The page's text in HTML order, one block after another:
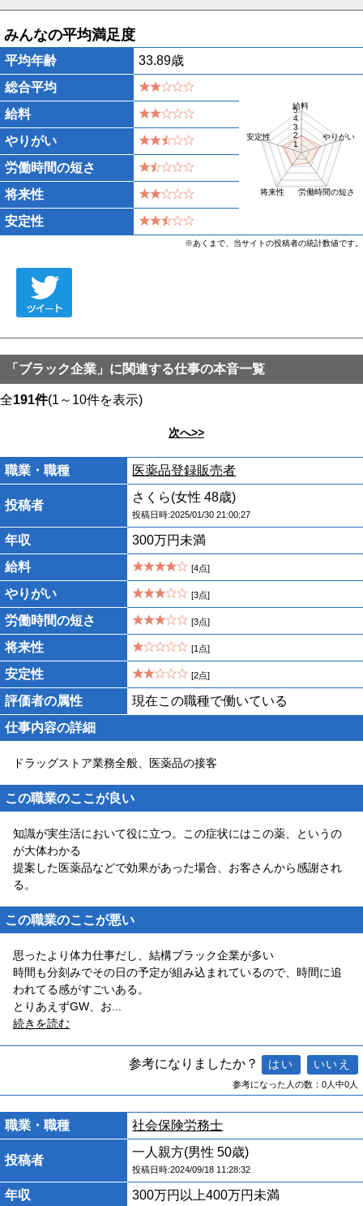
みんなの平均満足度
平均年齢
33.89歳
総合平均
1
2
3
4
5
給料
やりがい
労働時間の短さ
将来性
安定性
給料
やりがい
労働時間の短さ
将来性
安定性
※あくまで、当サイトの投稿者の統計数値です。
「ブラック企業」に関連する仕事の本音一覧
全191件(1～10件を表示)
次へ>>
職業・職種 医薬品登録販売者
投稿者
さくら(女性 48歳)
投稿日時:2025/01/30 21:00:27
年収
300万円未満
給料
[4点]
やりがい [3点]
労働時間の短さ [3点]
将来性 [1点]
安定性 [2点]
評価者の属性
現在この職種で働いている
仕事内容の詳細
ドラッグストア業務全般、医薬品の接客
この職業のここが良い
知識が実生活において役に立つ。この症状にはこの薬、というの
が大体わかる
提案した医薬品などで効果があった場合、お客さんから感謝され
る。
この職業のここが悪い
思ったより体力仕事だし、結構ブラック企業が多い
時間も分刻みでその日の予定が組み込まれているので、時間に追
われてる感がすごいある。
とりあえずGW、お...
続きを読む
参考になりましたか？
参考になった人の数：0人中0人
職業・職種 社会保険労務士
投稿者
一人親方(男性 50歳)
投稿日時:2024/09/18 11:28:32
年収
300万円以上400万円未満